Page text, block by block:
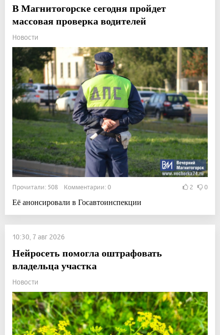
В Магнитогорске сегодня пройдет
массовая проверка водителей
Новости
Прочитали: 508 Комментарии: 0 2 0
Её анонсировали в Госавтоинспекции
10:30, 7 авг 2026
Нейросеть помогла оштрафовать
владельца участка
Новости